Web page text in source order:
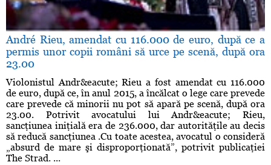
André Rieu, amendat cu 116.000 de euro, după ce a
permis unor copii români să urce pe scenă, după ora
23.00
Violonistul Andr&eacute; Rieu a fost amendat cu 116.000
de euro, după ce, în anul 2015, a încălcat o lege care prevede
care prevede că minorii nu pot să apară pe scenă, după ora
23.00. Potrivit avocatului lui Andr&eacute; Rieu,
sancţiunea iniţială era de 236.000, dar autorităţile au decis
să reducă sancţiunea .Cu toate acestea, avocatul o consideră
„absurd de mare şi disproporţionată”, potrivit publicaţiei
The Strad. ...